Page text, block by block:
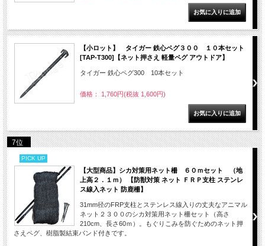
【小ロット】 タイガー 鉄心ペグ３００ １０本セット
[TAP-T300]【ネット押さえ 軽量ペグ アウトドア】
タイガー 鉄心ペグ300 10本セット
価格： 1,760円(税抜 1,600円)
7位
PICK UP
【大型商品】シカ対策用ネット柵 ６０ｍセット （地
上高２．１ｍ） 【防獣対策 ネット ＦＲＰ支柱 ステンレ
ス線入ネット 防鹿柵】
31mm径のFRP支柱とステンレス線入りの丈夫なアニマル
ネット２３００のシカ対策用ネット柵セット（高さ
210cm、長さ60ｍ）。もぐりこみを防ぐためのネット押
さえペグ、樹脂製結束バンド付きです。